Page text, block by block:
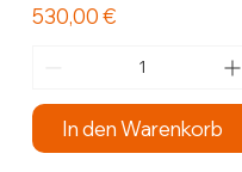
Preis
530,00 €
In den Warenkorb